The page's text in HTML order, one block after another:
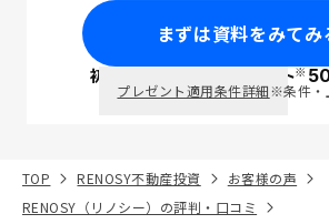
まずは資料をみてみ
初回面談で ポイント※
プレゼント適用条件詳細※条件・
TOP RENOSY不動産投資
お客様の声
RENOSY（リノシー）の評判・口コミ